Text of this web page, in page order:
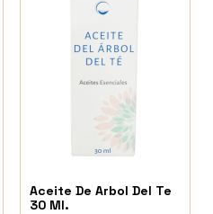
Aceite De Arbol Del Te
30 Ml.